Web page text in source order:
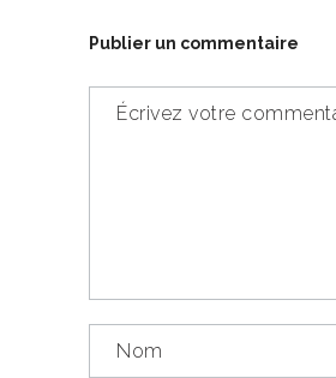
Publier un commentaire